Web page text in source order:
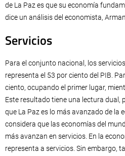
de La Paz es que su economía
dice un análisis del economista,
Servicios
Para el conjunto nacional, los
representa el 53 por ciento del PIB.
ciento, ocupando el primer lugar,
Este resultado tiene una lectura dual,
que La Paz es lo más avanzado de la
considera que las economías del
más avanzan en servicios. En la
representa a servicios. Sin embargo,